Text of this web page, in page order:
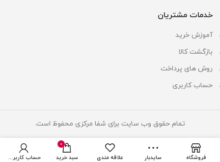
خدمات مشتریان
آموزش خرید
بازگشت کالا
روش های پرداخت
حساب کاربری
تمام حقوق وب سایت برای شفا مرکزی محفوظ است.
فروشگاه سایدبار علاقه مندی
0
سبد خرید حساب کاربری من